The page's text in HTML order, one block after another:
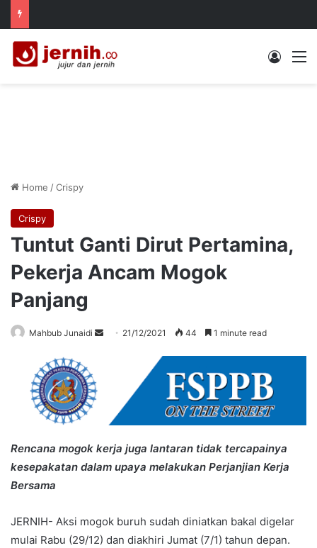
Log In
Home /Crispy
Crispy
Tuntut Ganti Dirut Pertamina,
Pekerja Ancam Mogok
Panjang
Mahbub Junaidi
Send 21/12/2021 44 1 minute read
Rencana mogok kerja juga lantaran tidak tercapainya
kesepakatan dalam upaya melakukan Perjanjian Kerja
Bersama
JERNIH- Aksi mogok buruh sudah diniatkan bakal digelar
mulai Rabu (29/12) dan diakhiri Jumat (7/1) tahun depan.